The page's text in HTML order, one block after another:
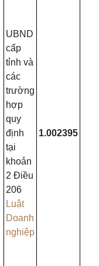
UBND
cấp
tỉnh và
các
trường
hợp
quy
định
tại
khoản
2 Điều
206
Luật
Doanh
nghiệp
1.002395